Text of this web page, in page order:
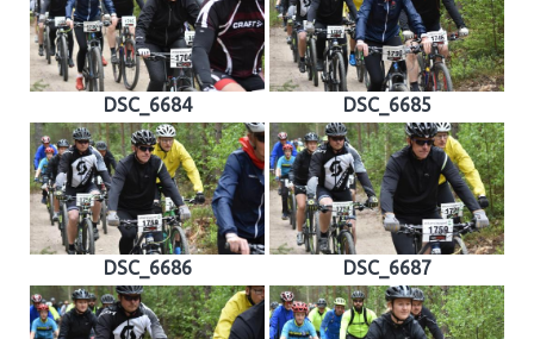
DSC_6684 DSC_6685
DSC_6686 DSC_6687